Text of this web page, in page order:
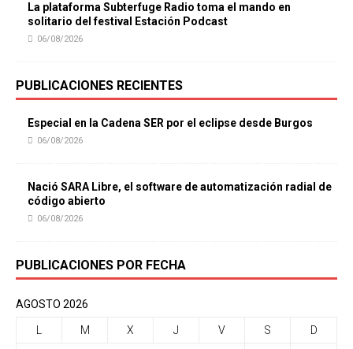
La plataforma Subterfuge Radio toma el mando en
solitario del festival Estación Podcast
06/08/2026
PUBLICACIONES RECIENTES
Especial en la Cadena SER por el eclipse desde Burgos
06/08/2026
Nació SARA Libre, el software de automatización radial de
código abierto
06/08/2026
PUBLICACIONES POR FECHA
AGOSTO 2026
M X J V S D